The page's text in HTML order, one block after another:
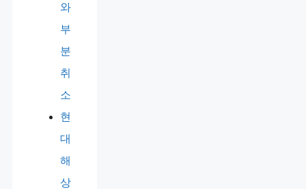
와
부
분
취
소
현
대
해
상